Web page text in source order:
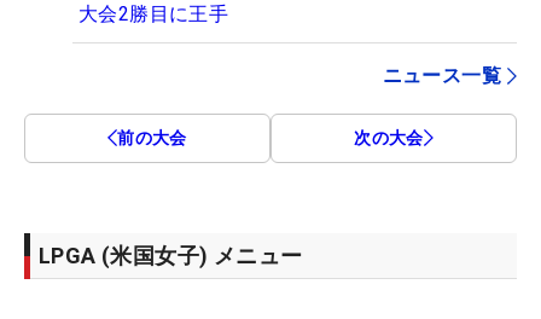
大会2勝目に王手
ニュース一覧
前の大会 次の大会
LPGA (米国女子) メニュー